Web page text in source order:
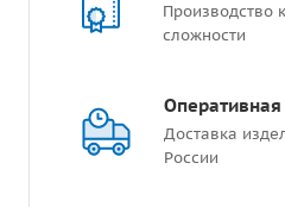
Производство
сложности
Оперативная
Доставка
России